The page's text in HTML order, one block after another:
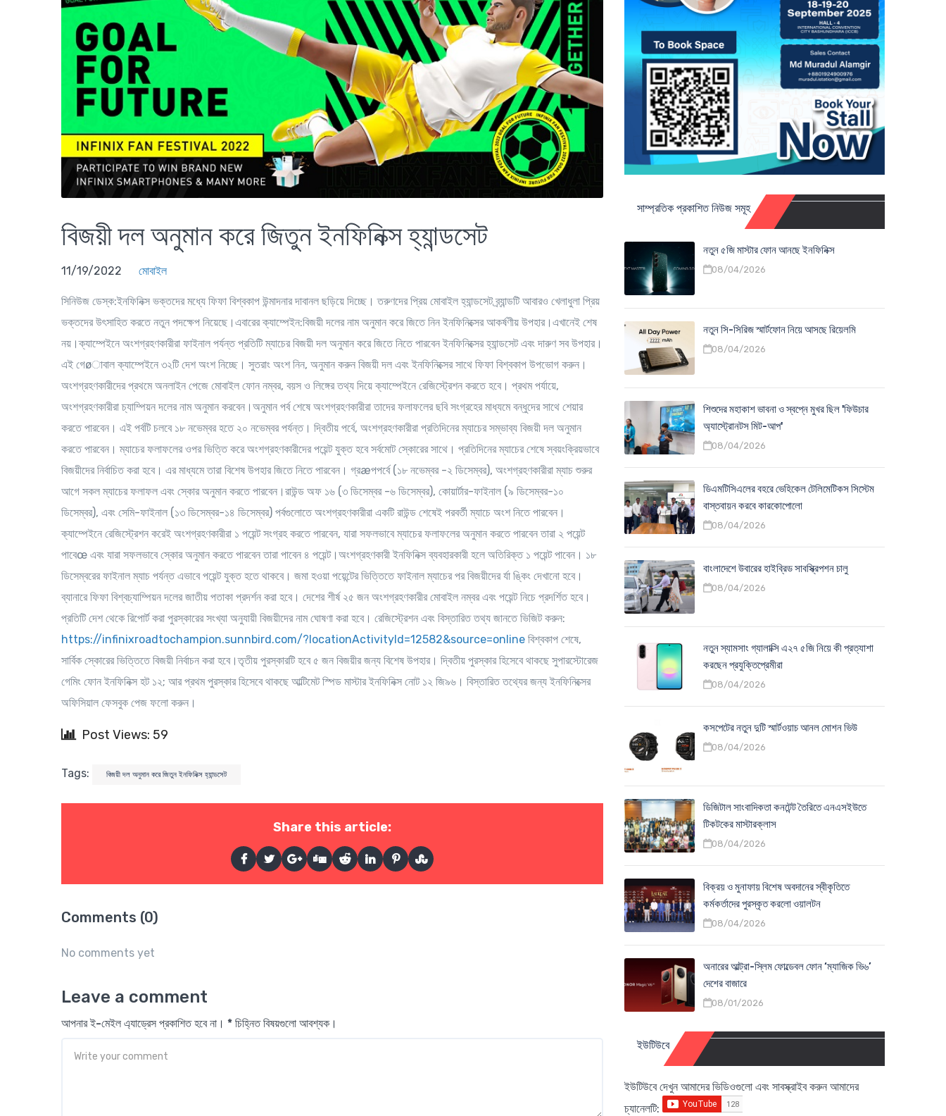
বিজয়ী দল অনুমান করে জিতুন ইনফিনিক্স হ্যান্ডসেট
11/19/2022 মোবাইল
সিনিউজ ডেস্ক:ইনফিনিক্স ভক্তদের মধ্যে ফিফা বিশ্বকাপ উন্মাদনার দাবানল ছড়িয়ে দিচ্ছে। তরুণদের প্রিয় মোবাইল হ্যান্ডসেট ব্র্যান্ডটি আবারও খেলাধুলা প্রিয়
ভক্তদের উৎসাহিত করতে নতুন পদক্ষেপ নিয়েছে।এবারের ক্যাম্পেইন:বিজয়ী দলের নাম অনুমান করে জিতে নিন ইনফিনিক্সের আকর্ষণীয় উপহার।এখানেই শেষ
নয়।ক্যাম্পেইনে অংশগ্রহণকারীরা ফাইনাল পর্যন্ত প্রতিটি ম্যাচের বিজয়ী দল অনুমান করে জিতে নিতে পারবেন ইনফিনিক্সের হ্যান্ডসেট এবং দারুণ সব উপহার।
এই গেøাবাল ক্যাম্পেইনে ৩২টি দেশ অংশ নিচ্ছে। সুতরাং অংশ নিন, অনুমান করুন বিজয়ী দল এবং ইনফিনিক্সের সাথে ফিফা বিশ্বকাপ উপভোগ করুন।
অংশগ্রহণকারীদের প্রথমে অনলাইন পেজে মোবাইল ফোন নম্বর, বয়স ও লিঙ্গের তথ্য দিয়ে ক্যাম্পেইনে রেজিস্ট্রেশন করতে হবে। প্রথম পর্যায়ে,
অংশগ্রহণকারীরা চ্যাম্পিয়ন দলের নাম অনুমান করবেন।অনুমান পর্ব শেষে অংশগ্রহণকারীরা তাদের ফলাফলের ছবি সংগ্রহের মাধ্যমে বন্ধুদের সাথে শেয়ার
করতে পারবেন। এই পর্বটি চলবে ১৮ নভেম্বর হতে ২০ নভেম্বর পর্যন্ত। দ্বিতীয় পর্বে, অংশগ্রহণকারীরা প্রতিদিনের ম্যাচের সম্ভাব্য বিজয়ী দল অনুমান
করতে পারবেন। ম্যাচের ফলাফলের ওপর ভিত্তি করে অংশগ্রহণকারীদের পয়েন্ট যুক্ত হবে সর্বমোট স্কোরের সাথে। প্রতিদিনের ম্যাচের শেষে স্বয়ংক্রিয়ভাবে
বিজয়ীদের নির্বাচিত করা হবে। এর মাধ্যমে তারা বিশেষ উপহার জিতে নিতে পারবেন। গ্রæপপর্বে (১৮ নভেম্বর -২ ডিসেম্বর), অংশগ্রহণকারীরা ম্যাচ শুরুর
আগে সকল ম্যাচের ফলাফল এবং স্কোর অনুমান করতে পারবেন।রাউন্ড অফ ১৬ (৩ ডিসেম্বর -৬ ডিসেম্বর), কোয়ার্টার-ফাইনাল (৯ ডিসেম্বর-১০
ডিসেম্বর), এবং সেমি-ফাইনাল (১৩ ডিসেম্বর-১৪ ডিসেম্বর) পর্বগুলোতে অংশগ্রহণকারীরা একটি রাউন্ড শেষেই পরবর্তী ম্যাচে অংশ নিতে পারবেন।
ক্যাম্পেইনে রেজিস্ট্রেশন করেই অংশগ্রহণকারীরা ১ পয়েন্ট সংগ্রহ করতে পারবেন, যারা সফলভাবে ম্যাচের ফলাফলের অনুমান করতে পারবেন তারা ২ পয়েন্ট
পাবেœ এবং যারা সফলভাবে স্কোর অনুমান করতে পারবেন তারা পাবেন ৪ পয়েন্ট।অংশগ্রহণকারী ইনফিনিক্স ব্যবহারকারী হলে অতিরিক্ত ১ পয়েন্ট পাবেন। ১৮
ডিসেম্বরের ফাইনাল ম্যাচ পর্যন্ত এভাবে পয়েন্ট যুক্ত হতে থাকবে। জমা হওয়া পয়েন্টের ভিত্তিতে ফাইনাল ম্যাচের পর বিজয়ীদের র্যা ঙ্কিং দেখানো হবে।
ব্যানারে ফিফা বিশ্বচ্যাম্পিয়ন দলের জাতীয় পতাকা প্রদর্শন করা হবে। দেশের শীর্ষ ২৫ জন অংশগ্রহণকারীর মোবাইল নম্বর এবং পয়েন্ট নিচে প্রদর্শিত হবে।
প্রতিটি দেশ থেকে রিপোর্ট করা পুরস্কারের সংখ্যা অনুযায়ী বিজয়ীদের নাম ঘোষণা করা হবে। রেজিস্ট্রেশন এবং বিস্তারিত তথ্য জানতে ভিজিট করুন:
https://infinixroadtochampion.sunnbird.com/?locationActivityId=12582&source=online বিশ্বকাপ শেষে,
সার্বিক স্কোরের ভিত্তিতে বিজয়ী নির্বাচন করা হবে।তৃতীয় পুরস্কারটি হবে ৫ জন বিজয়ীর জন্য বিশেষ উপহার। দ্বিতীয় পুরস্কার হিসেবে থাকছে সুপারস্টোরেজ
গেমিং ফোন ইনফিনিক্স হট ১২; আর প্রথম পুরস্কার হিসেবে থাকছে আল্টিমেট স্পিড মাস্টার ইনফিনিক্স নোট ১২ জি৯৬। বিস্তারিত তথ্যের জন্য ইনফিনিক্সের
অফিসিয়াল ফেসবুক পেজ ফলো করুন।
Post Views: 59
Tags: বিজয়ী দল অনুমান করে জিতুন ইনফিনিক্স হ্যান্ডসেট
Share this article:
Comments (0)
No comments yet
Leave a comment
আপনার ই-মেইল এ্যাড্রেস প্রকাশিত হবে না। * চিহ্নিত বিষয়গুলো আবশ্যক।
সাম্প্রতিক প্রকাশিত নিউজ সমূহ
নতুন ৫জি মাস্টার ফোন আনছে ইনফিনিক্স
08/04/2026
নতুন সি-সিরিজ স্মার্টফোন নিয়ে আসছে রিয়েলমি
08/04/2026
শিশুদের মহাকাশ ভাবনা ও স্বপ্নে মুখর ছিল 'ফিউচার
অ্যাস্ট্রোনটস মিট-আপ'
08/04/2026
ডিএমটিসিএলের বহরে ভেহিকেল টেলিমেটিকস সিস্টেম
বাস্তবায়ন করবে কারকোপোলো
08/04/2026
বাংলাদেশে উবারের হাইব্রিড সাবস্ক্রিপশন চালু
08/04/2026
নতুন স্যামসাং গ্যালাক্সি এ২৭ ৫জি নিয়ে কী প্রত্যাশা
করছেন প্রযুক্তিপ্রেমীরা
08/04/2026
কসপেটের নতুন দুটি স্মার্টওয়াচ আনল মোশন ভিউ
08/04/2026
ডিজিটাল সাংবাদিকতা কনটেন্ট তৈরিতে এনএসইউতে
টিকটকের মাস্টারক্লাস
08/04/2026
বিক্রয় ও মুনাফায় বিশেষ অবদানের স্বীকৃতিতে
কর্মকর্তাদের পুরস্কৃত করলো ওয়ালটন
08/04/2026
অনারের আল্ট্রা-স্লিম ফোল্ডেবল ফোন ‘ম্যাজিক ভি৬’
দেশের বাজারে
08/01/2026
ইউটিউবে
ইউটিউবে দেখুন আমাদের ভিডিওগুলো এবং সাবস্ক্রাইব করুন আমাদের
চ্যানেলটি: